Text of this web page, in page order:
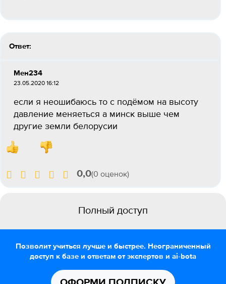
Ответ:
Мен234
23.05.2020 16:12
если я неошибаюсь то с подёмом на высоту
давление меняеться а минск выше чем
другие земли белорусии
0,0(0 оценок)
Полный доступ
Позволит учиться лучше и быстрее. Неограниченный
доступ к базе и ответам от экспертов и ai-bota